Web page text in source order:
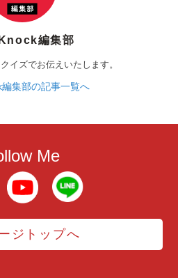
編集部
イズでお伝えいたします。
集部の記事一覧へ
Me
ジトップへ